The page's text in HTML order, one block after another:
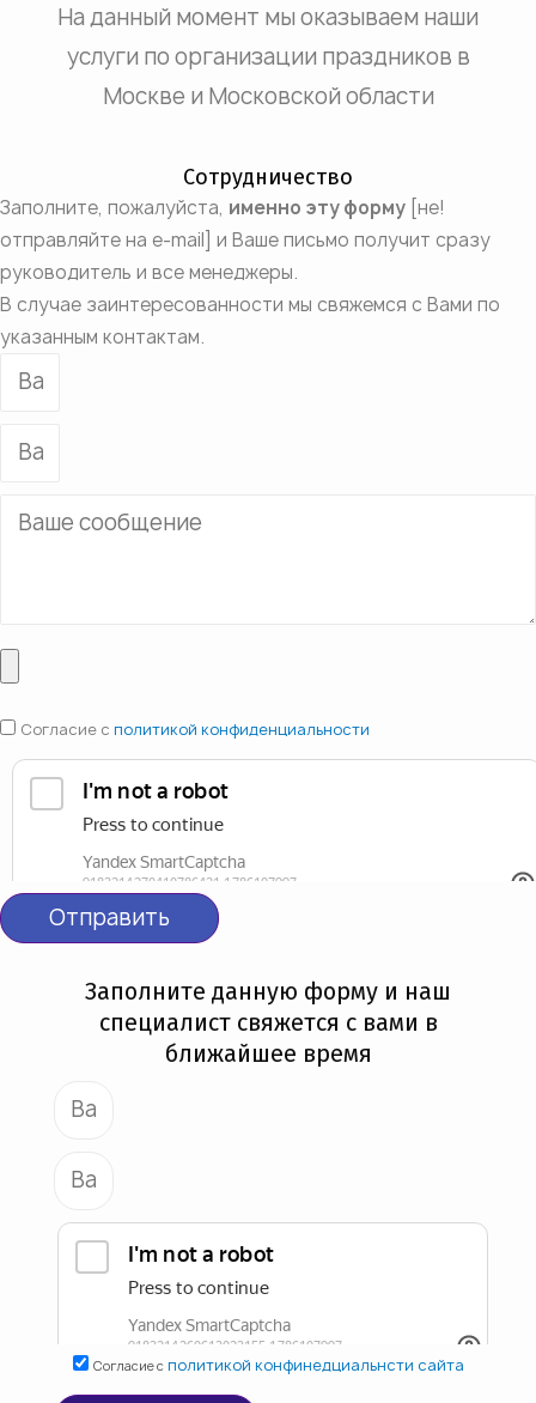
На данный момент мы оказываем наши
услуги по организации праздников в
Москве и Московской области
Сотрудничество
Заполните, пожалуйста, именно эту форму [не!
отправляйте на e-mail] и Ваше письмо получит сразу
руководитель и все менеджеры.
В случае заинтересованности мы свяжемся с Вами по
указанным контактам.
Согласие с политикой конфиденциальности
Отправить
Заполните данную форму и наш
специалист свяжется с вами в
ближайшее время
Согласие с политикой конфинедциальнсти сайта